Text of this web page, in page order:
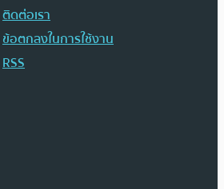
ติดต่อเรา
ข้อตกลงในการใช้งาน
RSS